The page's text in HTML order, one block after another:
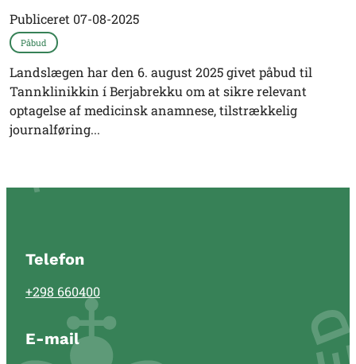
Publiceret 07-08-2025
Påbud
Landslægen har den 6. august 2025 givet påbud til
Tannklinikkin í Berjabrekku om at sikre relevant
optagelse af medicinsk anamnese, tilstrækkelig
journalføring...
Telefon
+298 660400
E-mail